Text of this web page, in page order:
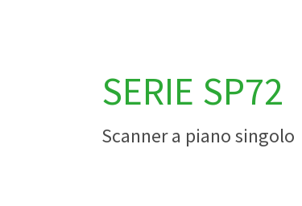
SERIE SP72
Scanner a piano singolo